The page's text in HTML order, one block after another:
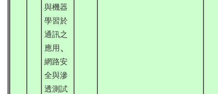
與機器
學習於
通訊之
應用 、
網路安
全與滲
透測試